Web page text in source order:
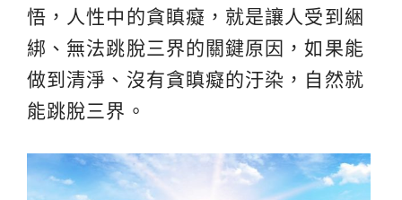
悟，人性中的貪瞋癡，就是讓人受到綑
綁、無法跳脫三界的關鍵原因，如果能
做到清淨、沒有貪瞋癡的汙染，自然就
能跳脫三界。